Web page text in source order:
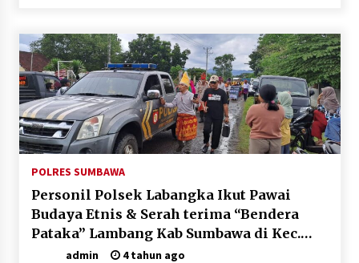
Humanis, Dialog dengan PT SMS Hasilkan
Kesepakatan Awal Demi Menjaga Harkamtibmas
1 bulan ago
POLRES SUMBAWA
Personil Polsek Labangka Ikut Pawai
Budaya Etnis & Serah terima “Bendera
Pataka” Lambang Kab Sumbawa di Kec.
Labangka
admin
4 tahun ago